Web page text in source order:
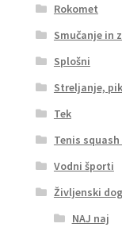
Rokomet
Smučanje in
Splošni
Streljanje,
Tek
Tenis
Vodni športi
Življenski
NAJ naj